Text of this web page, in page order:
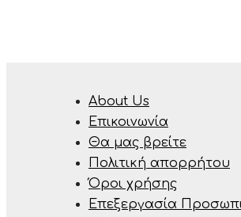
About Us
Επικοινωνία
Θα μας βρείτε
Πολιτική απορρήτου
Όροι χρήσης
Επεξεργασία